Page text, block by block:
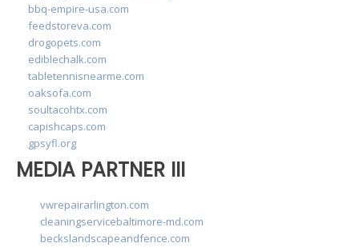
bbq-empire-usa.com
feedstoreva.com
drogopets.com
ediblechalk.com
tabletennisnearme.com
oaksofa.com
soultacohtx.com
capishcaps.com
gpsyfl.org
MEDIA PARTNER III
vwrepairarlington.com
cleaningservicebaltimore-md.com
beckslandscapeandfence.com